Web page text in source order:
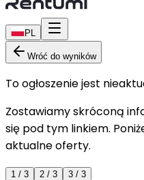
PL
Wróć do wyników
To ogłoszenie jest
Zostawiamy skróconą
się pod tym linkiem.
aktualne oferty.
1 / 3 2 / 3 3 / 3